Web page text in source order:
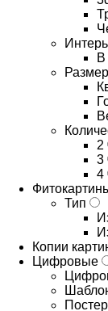
В
Размер
2
3
4
Тип
Копии
Цифровые